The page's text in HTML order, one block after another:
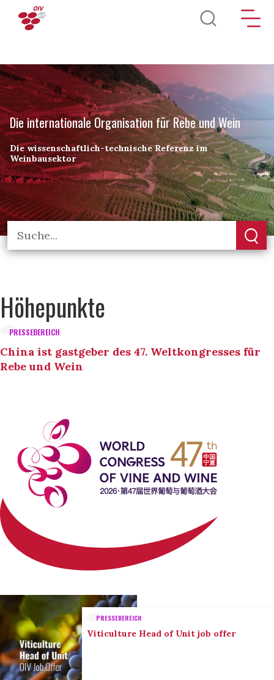
Direkt zum Inhalt
Die internationale Organisation für Rebe und Wein
Die wissenschaftlich-technische Referenz im
Weinbausektor
Höhepunkte
PRESSEBEREICH
China ist gastgeber des 47. Weltkongresses für
Rebe und Wein
PRESSEBEREICH
Viticulture Head of Unit job offer